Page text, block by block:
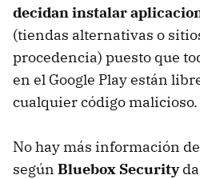
decidan instalar
(tiendas alternativas o
procedencia) puesto que
en el Google Play están
cualquier código malicioso.
No hay más información
según Bluebox Security